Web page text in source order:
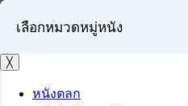
เลือกหมวดหมู่หนัง
╳
หนังตลก